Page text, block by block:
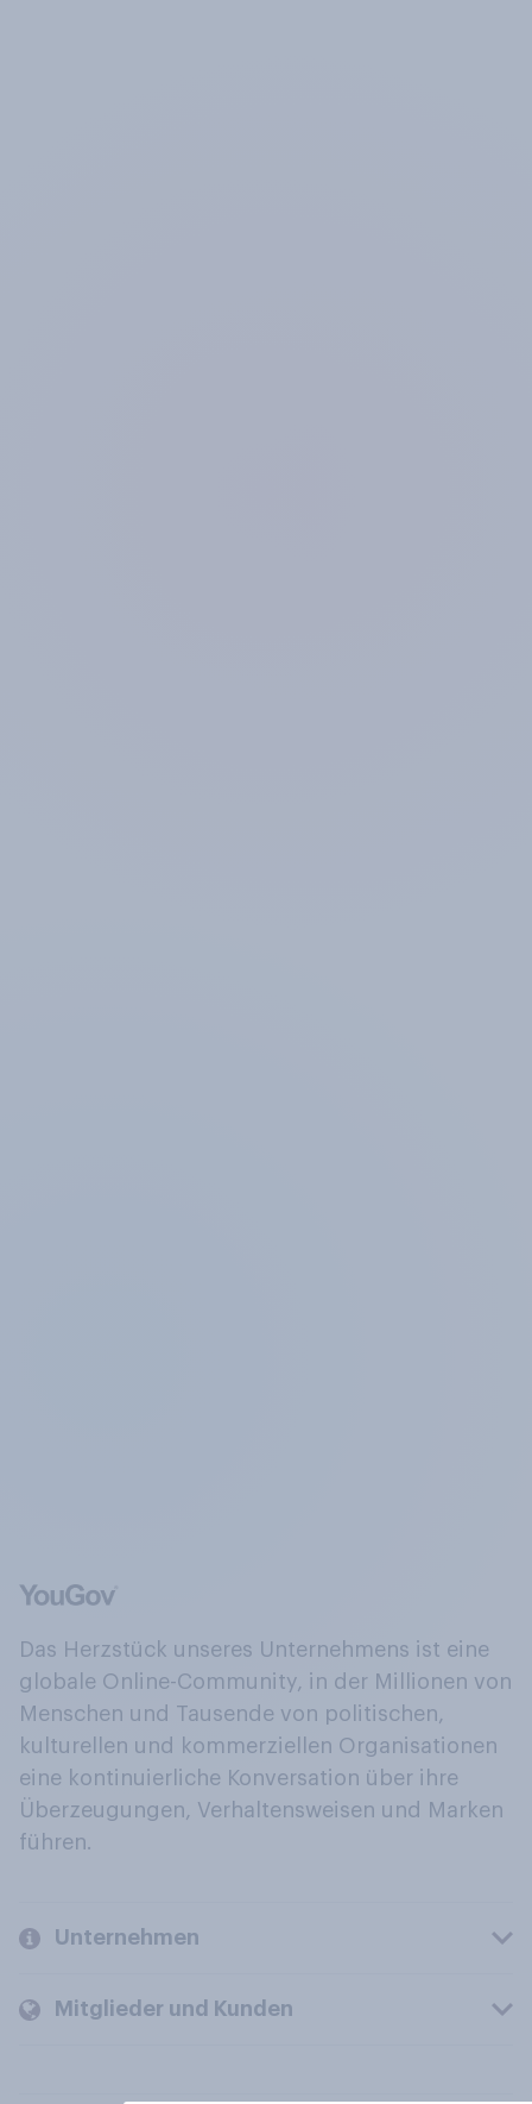
Das Herzstück unseres Unternehmens ist eine
globale Online-Community, in der Millionen von
Menschen und Tausende von politischen,
kulturellen und kommerziellen Organisationen
eine kontinuierliche Konversation über ihre
Überzeugungen, Verhaltensweisen und Marken
führen.
Unternehmen
Mitglieder und Kunden